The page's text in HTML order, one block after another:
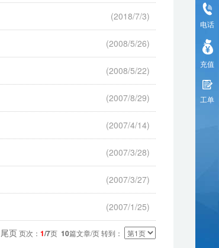
(2018/7/3)
(2008/5/26)
(2008/5/22)
(2007/8/29)
(2007/4/14)
(2007/3/28)
(2007/3/27)
(2007/1/25)
尾页页次： 1/7页 10篇文章/页 转到：
电话
充值
工单